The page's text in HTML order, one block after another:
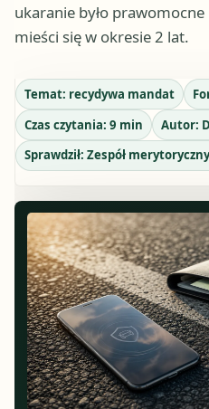
ukaranie było
mieści się w okresie 2 lat.
Temat: recydywa mandat
Czas czytania: 9 min Autor:
Sprawdził: Zespół